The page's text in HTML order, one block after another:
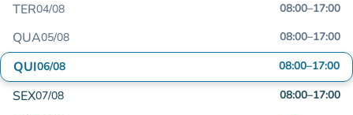
TER04/08 08:00–17:00
QUA05/08 08:00–17:00
QUI06/08 08:00–17:00
SEX07/08 08:00–17:00